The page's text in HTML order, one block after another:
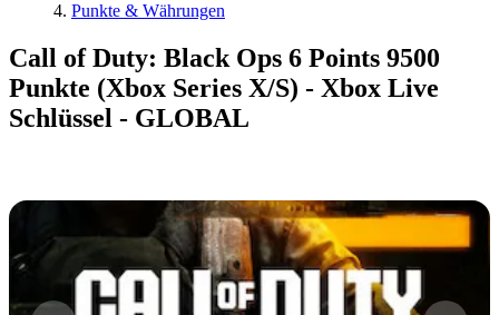
Punkte & Währungen
Call of Duty: Black Ops 6 Points 9500
Punkte (Xbox Series X/S) - Xbox Live
Schlüssel - GLOBAL